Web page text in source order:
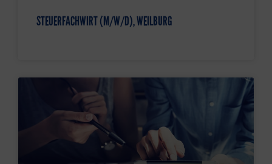
STEUERFACHWIRT (M/W/D), WEILBURG